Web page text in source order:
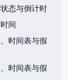
态与倒计时
间
时间表与假
时间表与假